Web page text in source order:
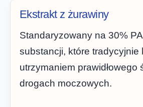
Ekstrakt z żurawiny
Standaryzowany na 30%
substancji, które tradycyjnie
utrzymaniem prawidłowego
drogach moczowych.